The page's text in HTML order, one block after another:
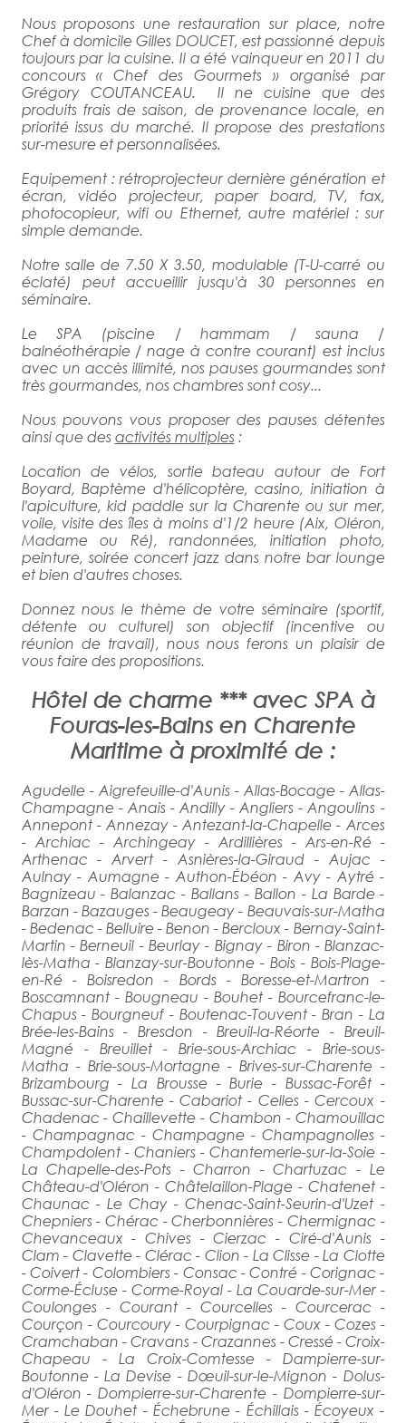
Nous proposons une restauration sur place, notre
Chef à domicile Gilles DOUCET, est passionné depuis
toujours par la cuisine. Il a été vainqueur en 2011 du
concours « Chef des Gourmets » organisé par
Grégory COUTANCEAU. Il ne cuisine que des
produits frais de saison, de provenance locale, en
priorité issus du marché. Il propose des prestations
sur-mesure et personnalisées.
Equipement : rétroprojecteur dernière génération et
écran, vidéo projecteur, paper board, TV, fax,
photocopieur, wifi ou Ethernet, autre matériel : sur
simple demande.
Notre salle de 7.50 X 3.50, modulable (T-U-carré ou
éclaté) peut accueillir jusqu'à 30 personnes en
séminaire.
Le SPA (piscine / hammam / sauna /
balnéothérapie / nage à contre courant) est inclus
avec un accès illimité, nos pauses gourmandes sont
très gourmandes, nos chambres sont cosy...
Nous pouvons vous proposer des pauses détentes
ainsi que des activités multiples:
Location de vélos, sortie bateau autour de Fort
Boyard, Baptème d'hélicoptère, casino, initiation à
l'apiculture, kid paddle sur la Charente ou sur mer,
voile, visite des îles à moins d'1/2 heure (Aix, Oléron,
Madame ou Ré), randonnées, initiation photo,
peinture, soirée concert jazz dans notre bar lounge
et bien d'autres choses.
Donnez nous le thème de votre séminaire (sportif,
détente ou culturel) son objectif (incentive ou
réunion de travail), nous nous ferons un plaisir de
vous faire des propositions.
Hôtel de charme *** avec SPA à
Fouras-les-Bains en Charente
Maritime à proximité de :
Agudelle - Aigrefeuille-d'Aunis - Allas-Bocage - Allas-
Champagne - Anais - Andilly - Angliers - Angoulins -
Annepont - Annezay - Antezant-la-Chapelle - Arces
- Archiac - Archingeay - Ardillières - Ars-en-Ré -
Arthenac - Arvert - Asnières-la-Giraud - Aujac -
Aulnay - Aumagne - Authon-Ébéon - Avy - Aytré -
Bagnizeau - Balanzac - Ballans - Ballon - La Barde -
Barzan - Bazauges - Beaugeay - Beauvais-sur-Matha
- Bedenac - Belluire - Benon - Bercloux - Bernay-Saint-
Martin - Berneuil - Beurlay - Bignay - Biron - Blanzac-
lès-Matha - Blanzay-sur-Boutonne - Bois - Bois-Plage-
en-Ré - Boisredon - Bords - Boresse-et-Martron -
Boscamnant - Bougneau - Bouhet - Bourcefranc-le-
Chapus - Bourgneuf - Boutenac-Touvent - Bran - La
Brée-les-Bains - Bresdon - Breuil-la-Réorte - Breuil-
Magné - Breuillet - Brie-sous-Archiac - Brie-sous-
Matha - Brie-sous-Mortagne - Brives-sur-Charente -
Brizambourg - La Brousse - Burie - Bussac-Forêt -
Bussac-sur-Charente - Cabariot - Celles - Cercoux -
Chadenac - Chaillevette - Chambon - Chamouillac
- Champagnac - Champagne - Champagnolles -
Champdolent - Chaniers - Chantemerle-sur-la-Soie -
La Chapelle-des-Pots - Charron - Chartuzac - Le
Château-d'Oléron - Châtelaillon-Plage - Chatenet -
Chaunac - Le Chay - Chenac-Saint-Seurin-d'Uzet -
Chepniers - Chérac - Cherbonnières - Chermignac -
Chevanceaux - Chives - Cierzac - Ciré-d'Aunis -
Clam - Clavette - Clérac - Clion - La Clisse - La Clotte
- Coivert - Colombiers - Consac - Contré - Corignac -
Corme-Écluse - Corme-Royal - La Couarde-sur-Mer -
Coulonges - Courant - Courcelles - Courcerac -
Courçon - Courcoury - Courpignac - Coux - Cozes -
Cramchaban - Cravans - Crazannes - Cressé - Croix-
Chapeau - La Croix-Comtesse - Dampierre-sur-
Boutonne - La Devise - Dœuil-sur-le-Mignon - Dolus-
d'Oléron - Dompierre-sur-Charente - Dompierre-sur-
Mer - Le Douhet - Échebrune - Échillais - Écoyeux -